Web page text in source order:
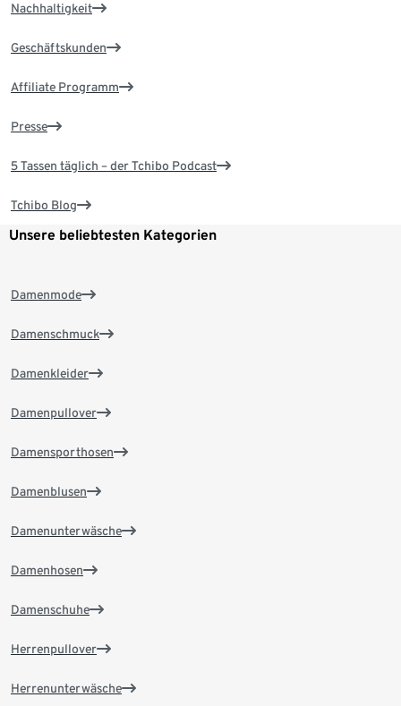
Nachhaltigkeit
Geschäftskunden
Affiliate Programm
Presse
5 Tassen täglich – der Tchibo Podcast
Tchibo Blog
Unsere beliebtesten Kategorien
Damenmode
Damenschmuck
Damenkleider
Damenpullover
Damensporthosen
Damenblusen
Damenunterwäsche
Damenhosen
Damenschuhe
Herrenpullover
Herrenunterwäsche